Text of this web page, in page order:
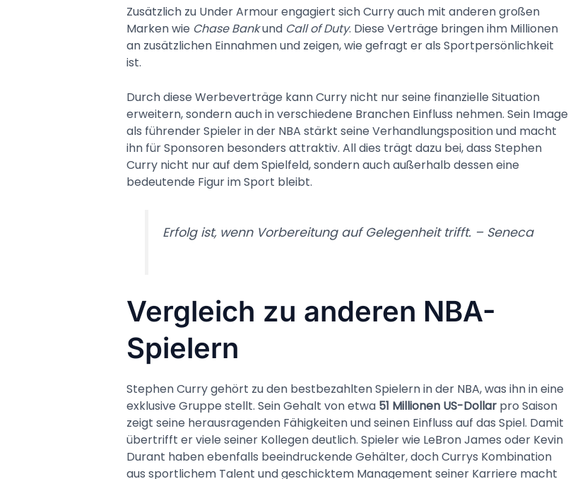
Zusätzlich zu Under Armour engagiert sich Curry auch mit anderen großen
Marken wie Chase Bankund Call of Duty. Diese Verträge bringen ihm Millionen
an zusätzlichen Einnahmen und zeigen, wie gefragt er als Sportpersönlichkeit
ist.
Durch diese Werbeverträge kann Curry nicht nur seine finanzielle Situation
erweitern, sondern auch in verschiedene Branchen Einfluss nehmen. Sein Image
als führender Spieler in der NBA stärkt seine Verhandlungsposition und macht
ihn für Sponsoren besonders attraktiv. All dies trägt dazu bei, dass Stephen
Curry nicht nur auf dem Spielfeld, sondern auch außerhalb dessen eine
bedeutende Figur im Sport bleibt.
Erfolg ist, wenn Vorbereitung auf Gelegenheit trifft. – Seneca
Vergleich zu anderen NBA-
Spielern
Stephen Curry gehört zu den bestbezahlten Spielern in der NBA, was ihn in eine
exklusive Gruppe stellt. Sein Gehalt von etwa 51 Millionen US-Dollarpro Saison
zeigt seine herausragenden Fähigkeiten und seinen Einfluss auf das Spiel. Damit
übertrifft er viele seiner Kollegen deutlich. Spieler wie LeBron James oder Kevin
Durant haben ebenfalls beeindruckende Gehälter, doch Currys Kombination
aus sportlichem Talent und geschicktem Management seiner Karriere macht